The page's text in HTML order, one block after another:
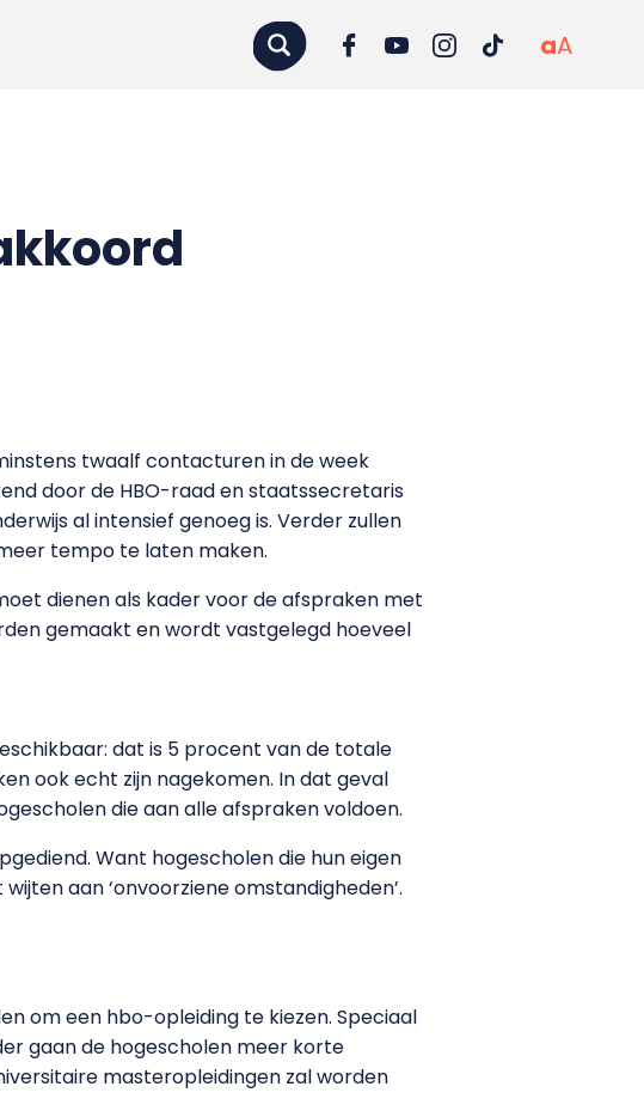
aA
twaalf contacturen in de week
door de HBO-raad en staatssecretaris
al intensief genoeg is. Verder zullen
tempo te laten maken.
dienen als kader voor de afspraken met
gemaakt en wordt vastgelegd hoeveel
dat is 5 procent van de totale
ook echt zijn nagekomen. In dat geval
die aan alle afspraken voldoen.
Want hogescholen die hun eigen
aan ‘onvoorziene omstandigheden’.
om een hbo-opleiding te kiezen. Speciaal
gaan de hogescholen meer korte
masteropleidingen zal worden